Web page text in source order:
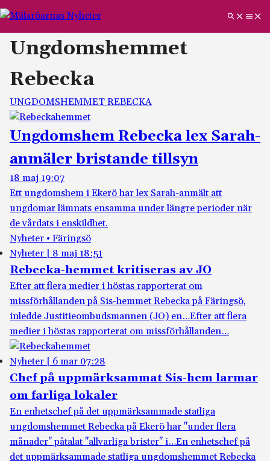
Ungdomshemmet
Rebecka
UNGDOMSHEMMET REBECKA
Ungdomshem Rebecka lex Sarah-
anmäler bristande tillsyn
18 maj 19:07
Ett ungdomshem i Ekerö har lex Sarah-anmält att
ungdomar lämnats ensamma under längre perioder när
de vårdats i enskildhet.
Nyheter • Färingsö
Nyheter
8 maj 18:51
Rebecka-hemmet kritiseras av JO
Efter att flera medier i höstas rapporterat om
missförhållanden på Sis-hemmet Rebecka på Färingsö,
inledde Justitieombudsmannen (JO) en…Efter att flera
medier i höstas rapporterat om missförhållanden…
Nyheter 6 mar 07:28
Chef på uppmärksammat Sis-hem larmar
om farliga lokaler
En enhetschef på det uppmärksammade statliga
ungdomshemmet Rebecka på Ekerö har "under flera
månader" påtalat "allvarliga brister" i…En enhetschef på
det uppmärksammade statliga ungdomshemmet Rebecka